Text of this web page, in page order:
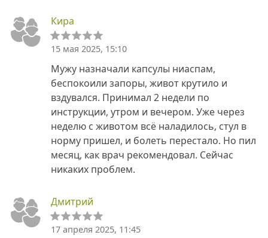
Кира
15 мая 2025, 15:10
Мужу назначали капсулы ниаспам,
беспокоили запоры, живот крутило и
вздувался. Принимал 2 недели по
инструкции, утром и вечером. Уже через
неделю с животом всё наладилось, стул в
норму пришел, и болеть перестало. Но пил
месяц, как врач рекомендовал. Сейчас
никаких проблем.
Дмитрий
17 апреля 2025, 11:45